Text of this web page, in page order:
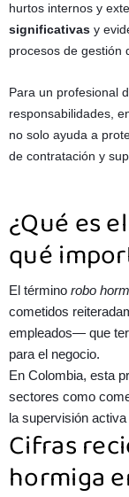
hurtos internos y
significativas y
procesos de gestión
Para un profesional
responsabilidades,
no solo ayuda a
de contratación y
¿Qué es
qué
El término robo
cometidos
empleados— que
para el negocio.
En Colombia, esta
sectores como
la supervisión
Cifras
hormiga